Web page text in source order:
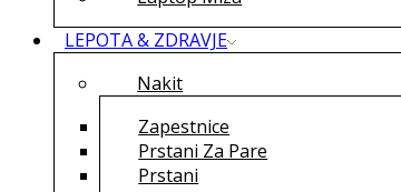
LEPOTA & ZDRAVJE
Nakit
Zapestnice
Prstani Za Pare
Prstani